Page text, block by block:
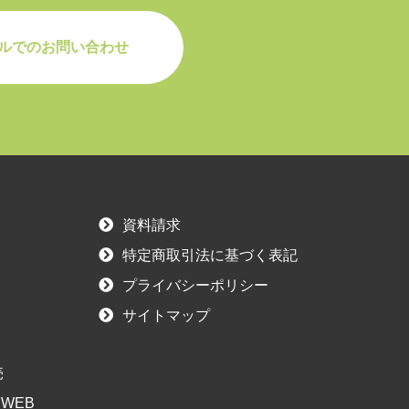
でのお問い合わせ
資料請求
特定商取引法に基づく表記
プライバシーポリシー
サイトマップ